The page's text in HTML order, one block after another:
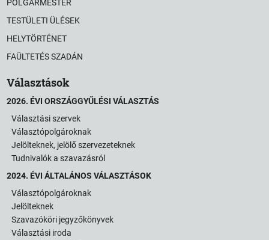
POLGÁRMESTER
TESTÜLETI ÜLÉSEK
HELYTÖRTÉNET
FAÜLTETÉS SZADÁN
Választások
2026. ÉVI ORSZÁGGYŰLÉSI VÁLASZTÁS
Választási szervek
Választópolgároknak
Jelölteknek, jelölő szervezeteknek
Tudnivalók a szavazásról
2024. ÉVI ÁLTALÁNOS VÁLASZTÁSOK
Választópolgároknak
Jelölteknek
Szavazóköri jegyzőkönyvek
Választási iroda